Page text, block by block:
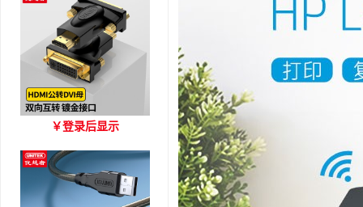
优越者HDMI转DVI双向互
￥登录后显示